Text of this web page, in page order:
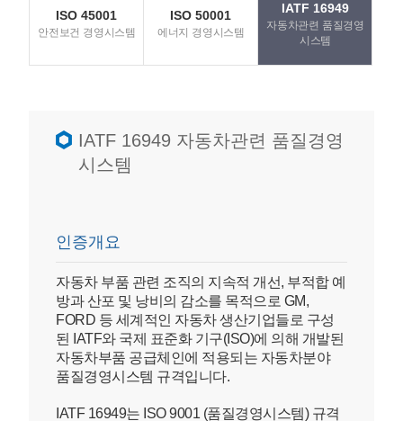
ISO 45001
안전보건 경영시스템
ISO 50001
에너지 경영시스템
IATF 16949
자동차관련 품질경영
시스템
IATF 16949 자동차관련 품질경영
시스템
인증개요
자동차 부품 관련 조직의 지속적 개선, 부적합 예
방과 산포 및 낭비의 감소를 목적으로 GM,
FORD 등 세계적인 자동차 생산기업들로 구성
된 IATF와 국제 표준화 기구(ISO)에 의해 개발된
자동차부품 공급체인에 적용되는 자동차분야
품질경영시스템 규격입니다.
IATF 16949는 ISO 9001 (품질경영시스템) 규격